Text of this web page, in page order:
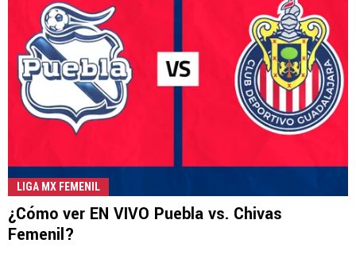
LIGA MX FEMENIL
¿Cómo ver EN VIVO Puebla vs. Chivas
Femenil?